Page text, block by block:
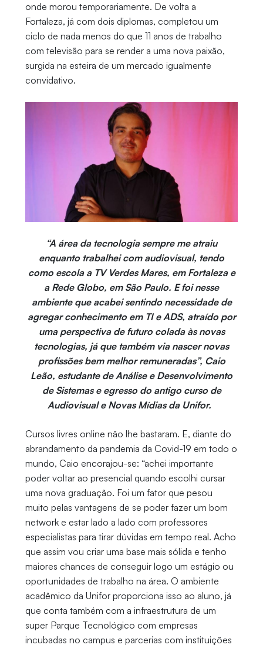
onde morou temporariamente. De volta a
Fortaleza, já com dois diplomas, completou um
ciclo de nada menos do que 11 anos de trabalho
com televisão para se render a uma nova paixão,
surgida na esteira de um mercado igualmente
convidativo.
“A área da tecnologia sempre me atraiu
enquanto trabalhei com audiovisual, tendo
como escola a TV Verdes Mares, em Fortaleza e
a Rede Globo, em São Paulo. E foi nesse
ambiente que acabei sentindo necessidade de
agregar conhecimento em TI e ADS, atraído por
uma perspectiva de futuro colada às novas
tecnologias, já que também via nascer novas
profissões bem melhor remuneradas”, Caio
Leão, estudante de Análise e Desenvolvimento
de Sistemas e egresso do antigo curso de
Audiovisual e Novas Mídias da Unifor.
Cursos livres online não lhe bastaram. E, diante do
abrandamento da pandemia da Covid-19 em todo o
mundo, Caio encorajou-se: “achei importante
poder voltar ao presencial quando escolhi cursar
uma nova graduação. Foi um fator que pesou
muito pelas vantagens de se poder fazer um bom
network e estar lado a lado com professores
especialistas para tirar dúvidas em tempo real. Acho
que assim vou criar uma base mais sólida e tenho
maiores chances de conseguir logo um estágio ou
oportunidades de trabalho na área. O ambiente
acadêmico da Unifor proporciona isso ao aluno, já
que conta também com a infraestrutura de um
super Parque Tecnológico com empresas
incubadas no campus e parcerias com instituições